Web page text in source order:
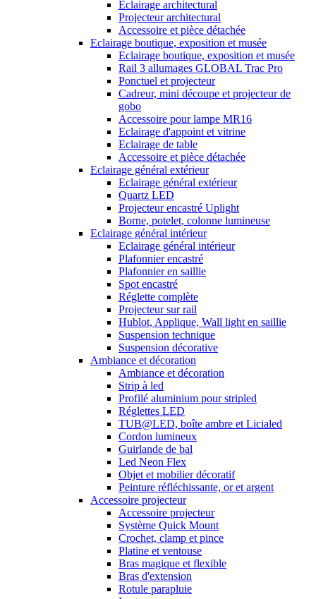
Eclairage architectural
Projecteur architectural
Accessoire et pièce détachée
Eclairage boutique, exposition et musée
Eclairage boutique, exposition et musée
Rail 3 allumages GLOBAL Trac Pro
Ponctuel et projecteur
Cadreur, mini découpe et projecteur de
gobo
Accessoire pour lampe MR16
Eclairage d'appoint et vitrine
Eclairage de table
Accessoire et pièce détachée
Eclairage général extérieur
Eclairage général extérieur
Quartz LED
Projecteur encastré Uplight
Borne, potelet, colonne lumineuse
Eclairage général intérieur
Eclairage général intérieur
Plafonnier encastré
Plafonnier en saillie
Spot encastré
Réglette complète
Projecteur sur rail
Hublot, Applique, Wall light en saillie
Suspension technique
Suspension décorative
Ambiance et décoration
Ambiance et décoration
Strip à led
Profilé aluminium pour stripled
Réglettes LED
TUB@LED, boîte ambre et Licialed
Cordon lumineux
Guirlande de bal
Led Neon Flex
Objet et mobilier décoratif
Peinture réfléchissante, or et argent
Accessoire projecteur
Accessoire projecteur
Système Quick Mount
Crochet, clamp et pince
Platine et ventouse
Bras magique et flexible
Bras d'extension
Rotule parapluie